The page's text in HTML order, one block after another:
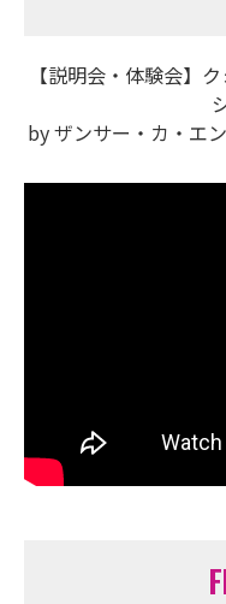
【説明会・体験会】
by ザンサー・カ・エ